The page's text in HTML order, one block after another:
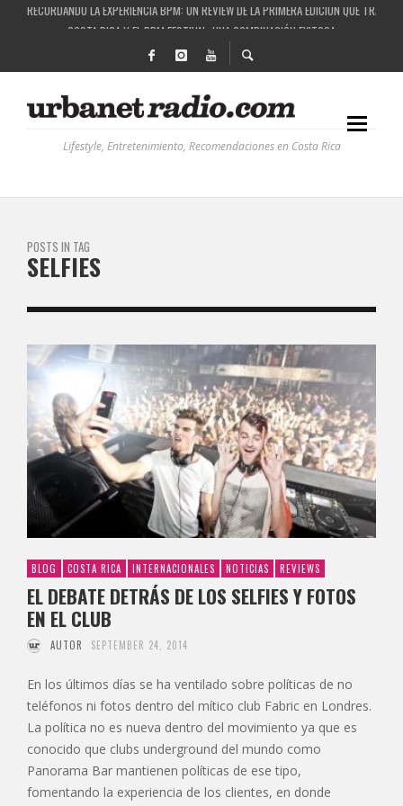
COSTA RICA Y EL BPM FESTIVAL: UNA COMBINACIÓN EXITOSA
RUTAS NATURBANAS: EL PROYECTO QUE ESTÁ TRANSFORMANDO LA CALIDAD DE
LA HISTORIA DETRÁS DE LA MÚSICA ELECTRÓNICA: BBC RADIOPHONIC WORKSHOP
Lifestyle, Entretenimiento, Recomendaciones en Costa Rica
POSTS IN TAG
SELFIES
BLOG COSTA RICA INTERNACIONALES NOTICIAS REVIEWS
EL DEBATE DETRÁS DE LOS SELFIES Y FOTOS
EN EL CLUB
AUTOR SEPTEMBER 24, 2014
En los últimos días se ha ventilado sobre políticas de no
teléfonos ni fotos dentro del mítico club Fabric en Londres.
La política no es nueva dentro del movimiento ya que es
conocido que clubs underground del mundo como
Panorama Bar mantienen políticas de ese tipo,
fomentando la experiencia de los clientes, en donde